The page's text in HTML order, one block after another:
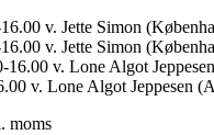
v. Jette Simon
v. Jette Simon
16.00 v. Lone Algot
v. Lone Algot Jeppesen
moms